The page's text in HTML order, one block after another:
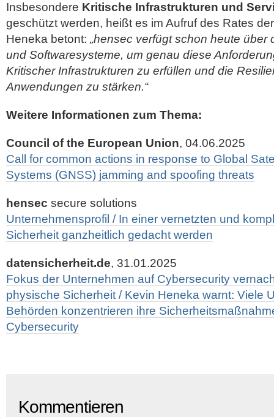
Insbesondere Kritische Infrastrukturen und
geschützt werden, heißt es im Aufruf des Rates
Heneka betont: „hensec verfügt schon heute über
und Softwaresysteme, um genau diese
Kritischer Infrastrukturen zu erfüllen und die
Anwendungen zu stärken.“
Weitere Informationen zum Thema:
Council of the European Union, 04.06.2025
Call for common actions in response to Global
Systems (GNSS) jamming and spoofing threats
hensec secure solutions
Unternehmensprofil / In einer vernetzten und
Sicherheit ganzheitlich gedacht werden
datensicherheit.de, 31.01.2025
Fokus der Unternehmen auf Cybersecurity
physische Sicherheit / Kevin Heneka warnt: Viele
Behörden konzentrieren ihre
Cybersecurity
Kommentieren